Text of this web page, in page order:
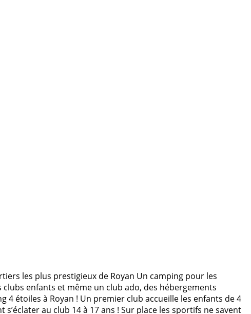
les plus prestigieux de Royan Un camping pour les
enfants et même un club ado, des hébergements
4 étoiles à Royan ! Un premier club accueille les enfants de 4
au club 14 à 17 ans ! Sur place les sportifs ne savent